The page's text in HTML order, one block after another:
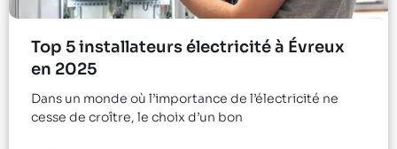
Top 5 installateurs électricité à Évreux
en 2025
Dans un monde où l’importance de l’électricité ne
cesse de croître, le choix d’un bon